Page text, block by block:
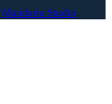
Mandarin Studio